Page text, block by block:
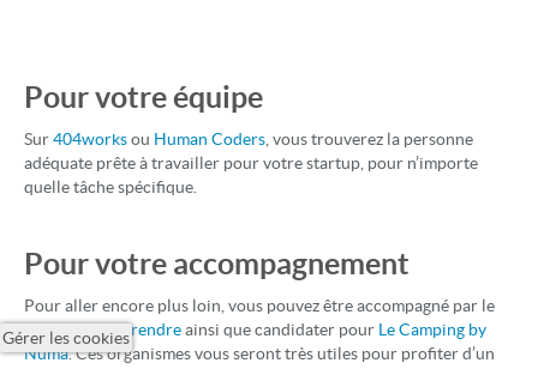
Pour votre équipe
Sur404worksou Human Coders , vous trouverez la personne
adéquate prête à travailler pour votre startup, pour n’importe
quelle tâche spécifique.
Pour votre accompagnement
Pour aller encore plus loin, vous pouvez être accompagné par le
Réseau Entreprendreainsi que candidater pour Le Camping by
Numa. Ces organismes vous seront très utiles pour profiter d’un
Gérer les cookies